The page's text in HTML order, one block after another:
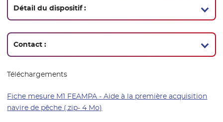
Détail du dispositif :
Contact :
Téléchargements
Fiche mesure M1 FEAMPA - Aide à la première acquisition
navire de pêche (.zip- 4 Mo)